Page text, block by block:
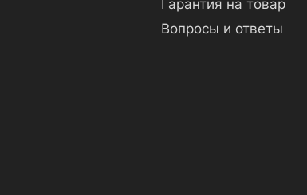
Гарантия на товар
Вопросы и ответы